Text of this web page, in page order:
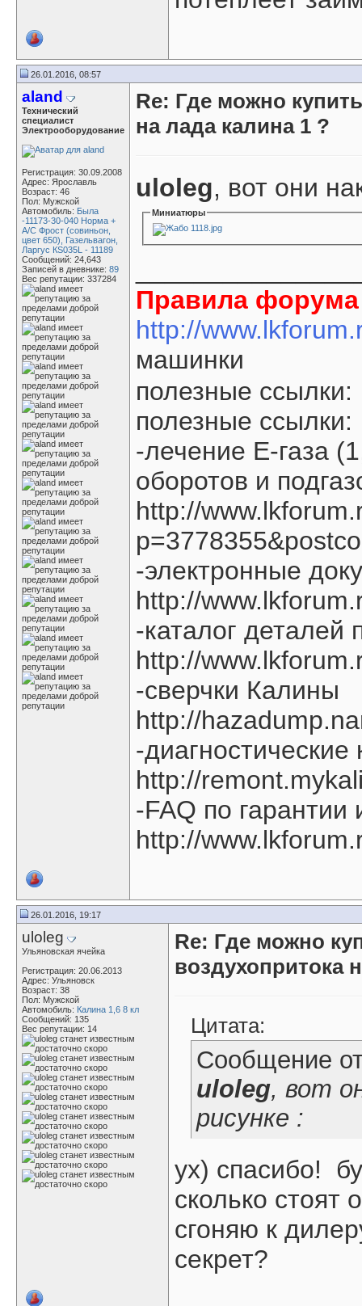
26.01.2016, 08:57
aland
Технический
специалист
Электрооборудование
Регистрация: 30.09.2008
Адрес: Ярославль
Возраст: 46
Пол: Мужской
Автомобиль: Была
-11173-30-040 Норма +
А/С Фрост (совиньон,
цвет 650), Газельвагон,
Ларгус КS035L - 11189
Сообщений: 24,643
Записей в дневнике: 89
Вес репутации: 337284
Re: Где можно
на лада калина 1 ?
uloleg, вот они
Миниатюры
Правила
http://
машинки
полезные ссылки:
полезные ссылки:
-лечение Е-газа
оборотов и
http://
-электронные
http://
-каталог деталей
http://
-сверчки Калины
http://
-
http://
-FAQ по гарантии
http://
26.01.2016, 19:17
uloleg
Ульяновская ячейка
Регистрация: 20.06.2013
Адрес: Ульяновск
Возраст: 38
Пол: Мужской
Автомобиль: Калина 1,6 8 кл
Сообщений: 135
Вес репутации: 14
Re: Где можно
воздухопритока
Цитата:
Сообщение
uloleg, вот
рисунке :
ух) спасибо!
сколько
сгоняю к
секрет?